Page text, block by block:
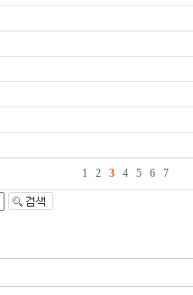
1 2 3 4 5 6 7